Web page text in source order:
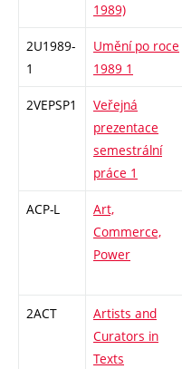
1989)
2U1989-
1
Umění po roce
1989 1
2VEPSP1
Veřejná
prezentace
semestrální
práce 1
ACP-L
Art,
Commerce,
Power
2ACT
Artists and
Curators in
Texts